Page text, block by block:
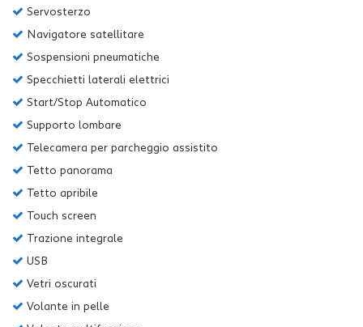
Servosterzo
Navigatore satellitare
Sospensioni pneumatiche
Specchietti laterali elettrici
Start/Stop Automatico
Supporto lombare
Telecamera per parcheggio assistito
Tetto panorama
Tetto apribile
Touch screen
Trazione integrale
USB
Vetri oscurati
Volante in pelle